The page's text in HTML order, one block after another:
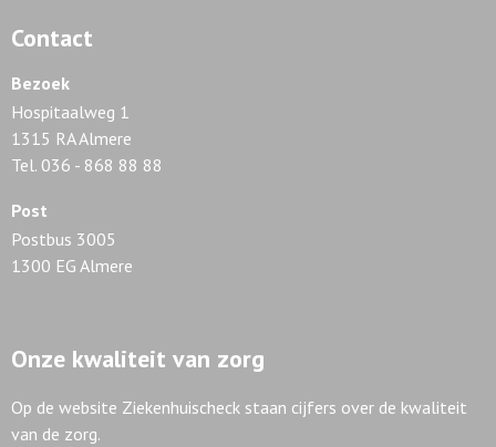
Contact
Bezoek
Hospitaalweg 1
1315 RA Almere
Tel. 036 - 868 88 88
Post
Postbus 3005
1300 EG Almere
Onze kwaliteit van zorg
Op de website Ziekenhuischeck staan cijfers over de kwaliteit
van de zorg.